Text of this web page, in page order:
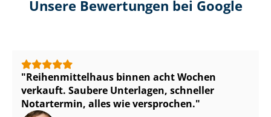
Unsere Bewertungen bei Google
Rei­hen­mit­tel­haus binnen acht Wochen
verkauft. Saubere Unterlagen, schneller
Notartermin, alles wie versprochen.